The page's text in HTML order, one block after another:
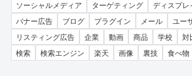
ソーシャルメディア
ターゲティング ディスプレ
バナー広告
ブログ プラグイン メール ユー
リスティング広告
企業 動画 商品 学校 対
検索
検索エンジン 楽天 画像 裏技 食べ物